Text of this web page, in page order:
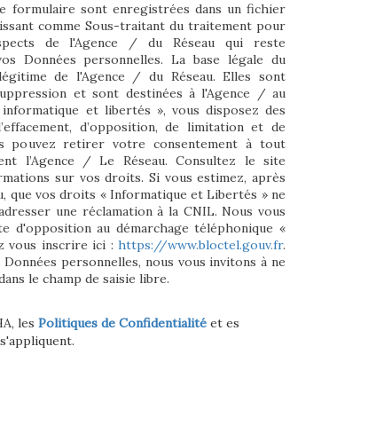
formulaire sont enregistrées dans un fichier
comme Sous-traitant du traitement pour
de l'Agence / du Réseau qui reste
Données personnelles. La base légale du
de l'Agence / du Réseau. Elles sont
et sont destinées à l'Agence / au
et libertés », vous disposez des
d’opposition, de limitation et de
pouvez retirer votre consentement à tout
l’Agence / Le Réseau. Consultez le site
sur vos droits. Si vous estimez, après
que vos droits « Informatique et Libertés » ne
une réclamation à la CNIL. Nous vous
d'opposition au démarchage téléphonique «
vous inscrire ici : https://www.bloctel.gouv.fr.
personnelles, nous vous invitons à ne
le champ de saisie libre.
les Politiques de Confidentialité et es